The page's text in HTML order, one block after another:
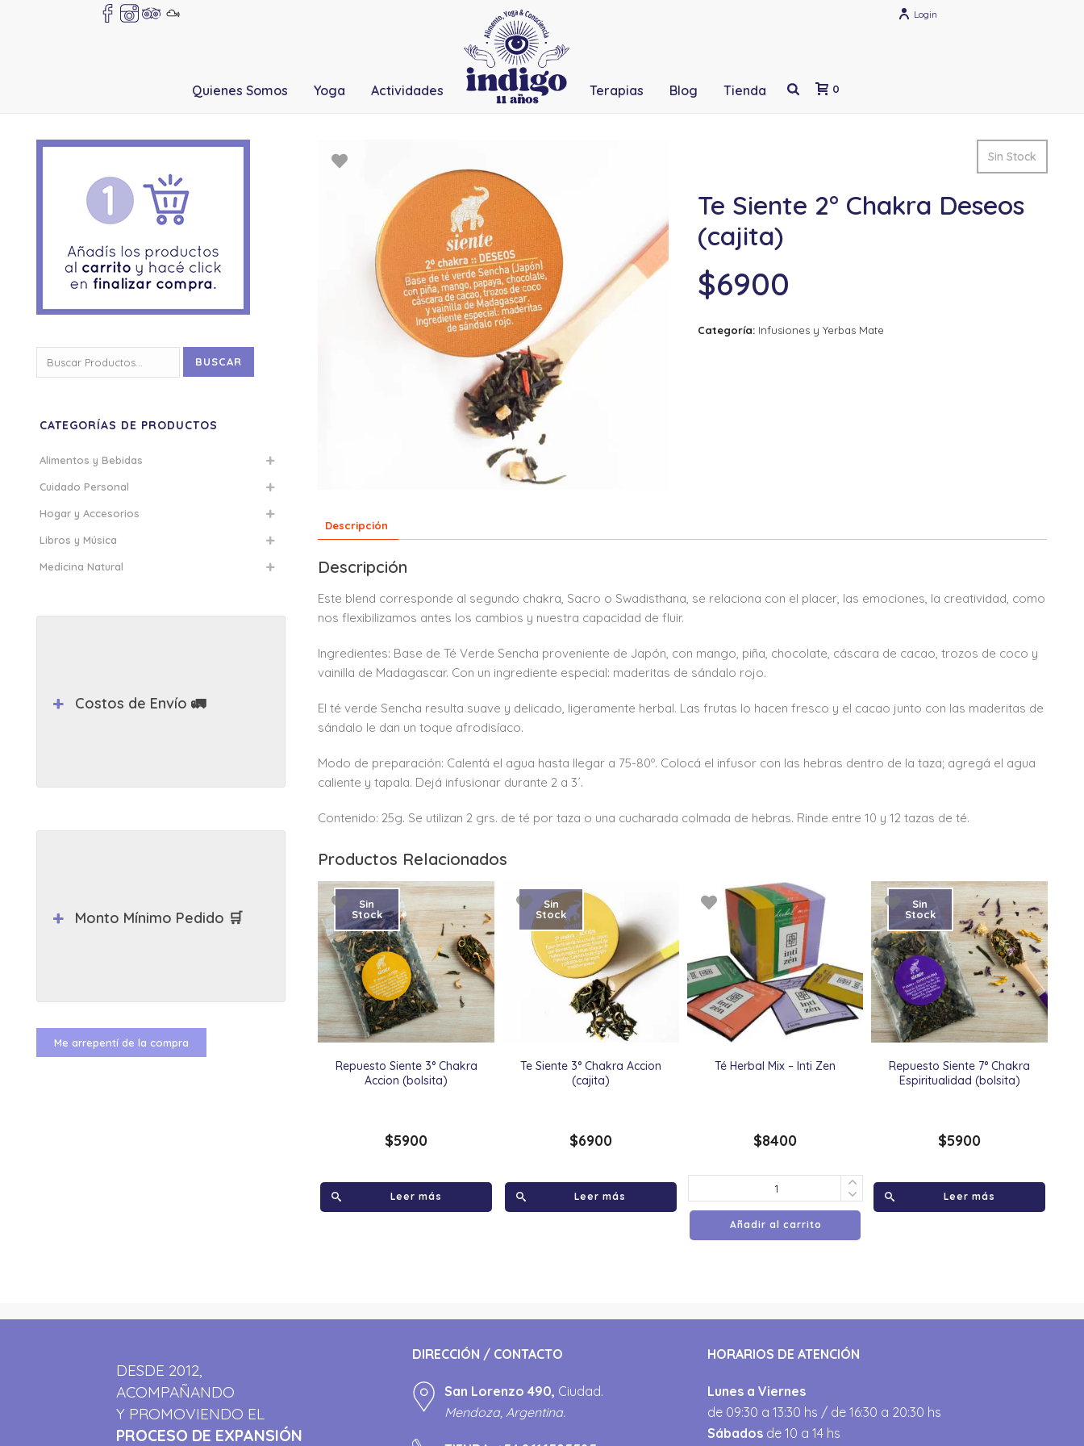
Login
Quienes Somos Yoga Actividades Terapias Blog Tienda 0
Sin Stock
Te Siente 2° Chakra Deseos
(cajita)
$6900
Categoría: Infusiones y Yerbas Mate
Descripción
Descripción
Este blend corresponde al segundo chakra, Sacro o Swadisthana, se relaciona con el placer, las emociones, la creatividad, como
nos flexibilizamos antes los cambios y nuestra capacidad de fluir.
Ingredientes: Base de Té Verde Sencha proveniente de Japón, con mango, piña, chocolate, cáscara de cacao, trozos de coco y
vainilla de Madagascar. Con un ingrediente especial: maderitas de sándalo rojo.
El té verde Sencha resulta suave y delicado, ligeramente herbal. Las frutas lo hacen fresco y el cacao junto con las maderitas de
sándalo le dan un toque afrodisíaco.
Modo de preparación: Calentá el agua hasta llegar a 75-80º. Colocá el infusor con las hebras dentro de la taza; agregá el agua
caliente y tapala. Dejá infusionar durante 2 a 3´.
Contenido: 25g. Se utilizan 2 grs. de té por taza o una cucharada colmada de hebras. Rinde entre 10 y 12 tazas de té.
Productos Relacionados
Repuesto Siente 3° Chakra
Accion (bolsita)
Sin
Stock
$5900
Leer más
Te Siente 3° Chakra Accion
(cajita)
Sin
Stock
$6900
Leer más
Té Herbal Mix – Inti Zen
$8400
Añadir al carrito
Repuesto Siente 7° Chakra
Espiritualidad (bolsita)
Sin
Stock
$5900
Leer más
por:
BUSCAR
CATEGORÍAS DE PRODUCTOS
Alimentos y Bebidas
Cuidado Personal
Hogar y Accesorios
Libros y Música
Medicina Natural
Costos de Envío 🚛
Monto Mínimo Pedido 🛒
Me arrepentí de la compra
DESDE 2012,
ACOMPAÑANDO
Y PROMOVIENDO EL
PROCESO DE EXPANSIÓN
DIRECCIÓN / CONTACTO
San Lorenzo 490, Ciudad.
Mendoza, Argentina.
HORARIOS DE ATENCIÓN
Lunes a Viernes
de 09:30 a 13:30 hs / de 16:30 a 20:30 hs
Sábados de 10 a 14 hs